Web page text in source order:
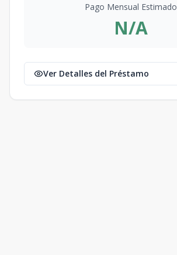
Pago Mensual Estimado
N/A
Ver Detalles del Préstamo